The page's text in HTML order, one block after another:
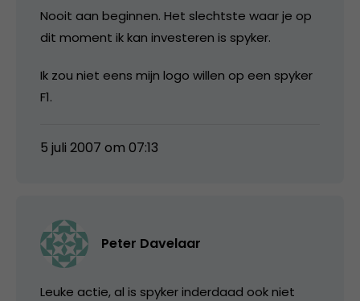
Nooit aan beginnen. Het slechtste waar je op
dit moment ik kan investeren is spyker.
Ik zou niet eens mijn logo willen op een spyker
F1.
5 juli 2007 om 07:13
Peter Davelaar
Leuke actie, al is spyker inderdaad ook niet